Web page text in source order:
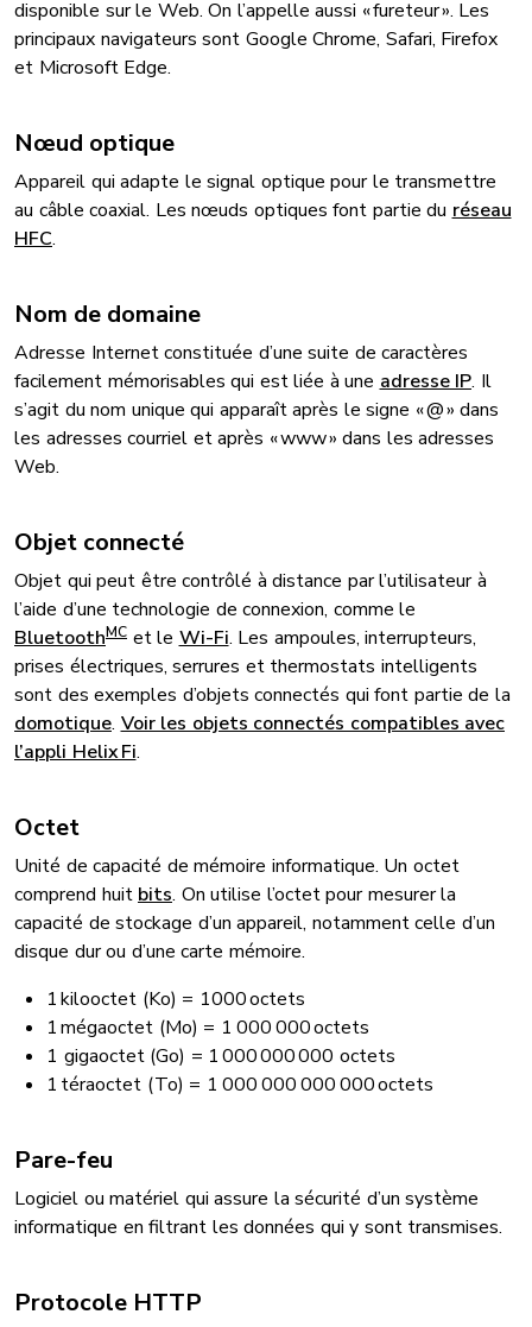
disponible sur le Web. On l’appelle aussi « fureteur ». Les
principaux navigateurs sont Google Chrome, Safari, Firefox
et Microsoft Edge.
Nœud optique
Appareil qui adapte le signal optique pour le transmettre
au câble coaxial. Les nœuds optiques font partie du réseau
HFC.
Nom de domaine
Adresse Internet constituée d’une suite de caractères
facilement mémorisables qui est liée à une adresse IP. Il
s’agit du nom unique qui apparaît après le signe « @ » dans
les adresses courriel et après « www » dans les adresses
Web.
Objet connecté
Objet qui peut être contrôlé à distance par l’utilisateur à
l’aide d’une technologie de connexion, comme le
BluetoothMC et le Wi-Fi. Les ampoules, interrupteurs,
prises électriques, serrures et thermostats intelligents
sont des exemples d’objets connectés qui font partie de la
domotique. Voir les objets connectés compatibles avec
l’appli Helix Fi.
Octet
Unité de capacité de mémoire informatique. Un octet
comprend huit bits. On utilise l’octet pour mesurer la
capacité de stockage d’un appareil, notamment celle d’un
disque dur ou d’une carte mémoire.
1 kilooctet (Ko) = 1000 octets
1 mégaoctet (Mo) = 1 000 000 octets
1 gigaoctet (Go) = 1 000 000 000 octets
1 téraoctet (To) = 1 000 000 000 000 octets
Pare-feu
Logiciel ou matériel qui assure la sécurité d’un système
informatique en filtrant les données qui y sont transmises.
Protocole HTTP